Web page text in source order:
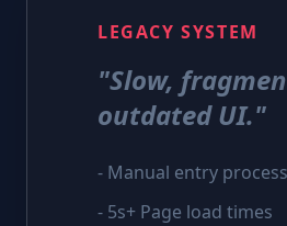
LEGACY SYSTEM
"Slow,
outdated UI."
- Manual entry
- 5s+ Page load times